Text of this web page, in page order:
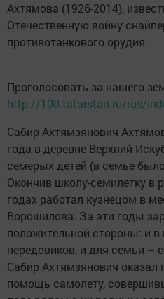
Ахтямова (1926-2014),
Отечественную войну
противотанкового орудия.
Проголосовать за нашего
http://100.tatarstan.ru/rus/
Сабир Ахтямзянович
года в деревне Верхний
семерых детей (в семье
Окончив школу-семилетку в
годах работал кузнецом в
Ворошилова. За эти годы
положительной стороны: и в
передовиков, и для семьи –
Сабир Ахтямзянович оказал
помощь самолету,